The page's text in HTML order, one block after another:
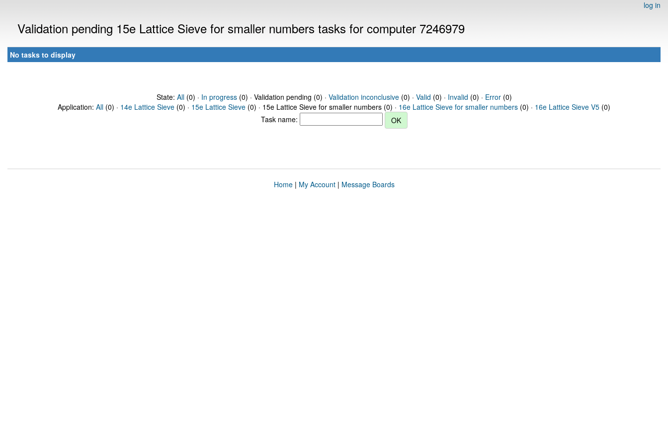
log in
Validation pending 15e Lattice Sieve for smaller numbers tasks for computer 7246979
No tasks to display
State: All(0) · In progress(0) · Validation pending (0) · Validation inconclusive(0) · Valid (0) · Invalid (0) · Error(0)
Application: All (0) · 14e Lattice Sieve (0) · 15e Lattice Sieve (0) · 15e Lattice Sieve for smaller numbers (0) · 16e Lattice Sieve for smaller numbers (0) · 16e Lattice Sieve V5 (0)
Task name:
Home| My Account| Message Boards